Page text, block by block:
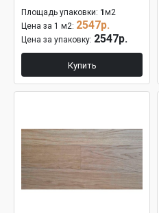
Площадь упаковки: 1 м2
Цена за 1 м2: 2547р.
Цена за упаковку: 2547р.
Купить